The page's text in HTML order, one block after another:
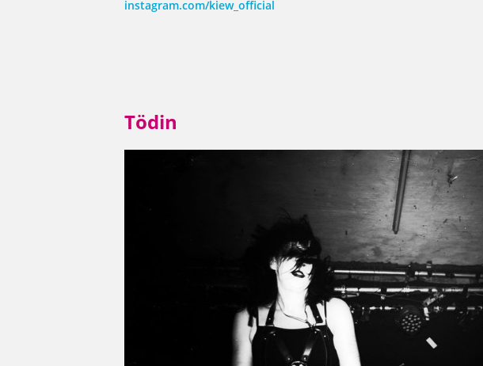
instagram.com/kiew_official
Tödin